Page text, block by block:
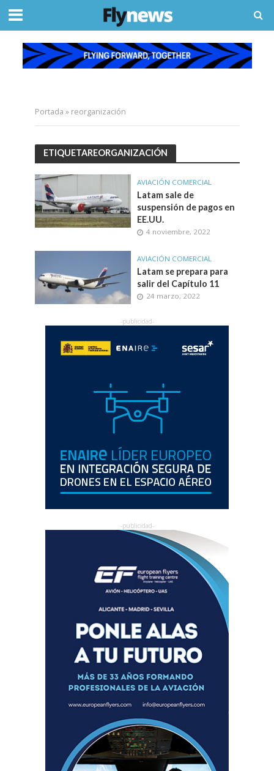
Portada » reorganización
ETIQUETAREORGANIZACIÓN
AVIACIÓN COMERCIAL
Latam sale de
suspensión de pagos en
EE.UU.
4 noviembre, 2022
AVIACIÓN COMERCIAL
Latam se prepara para
salir del Capítulo 11
24 marzo, 2022